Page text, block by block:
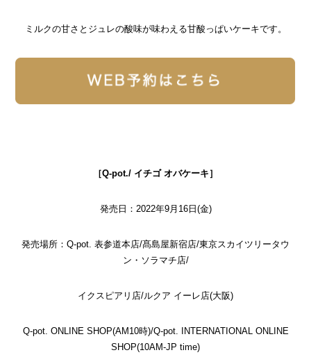
ミルクの甘さとジュレの酸味が味わえる甘酸っぱいケーキです。
［Q-pot./ イチゴ オバケーキ］
発売日：2022年9月16日(金)
発売場所： Q-pot. 表参道本店/髙島屋新宿店/東京スカイツリータウ
ン・ソラマチ店/
イクスピアリ店/ルクア イーレ店(大阪)
Q-pot. ONLINE SHOP(AM10時)/Q-pot. INTERNATIONAL ONLINE
SHOP(10AM-JP time)